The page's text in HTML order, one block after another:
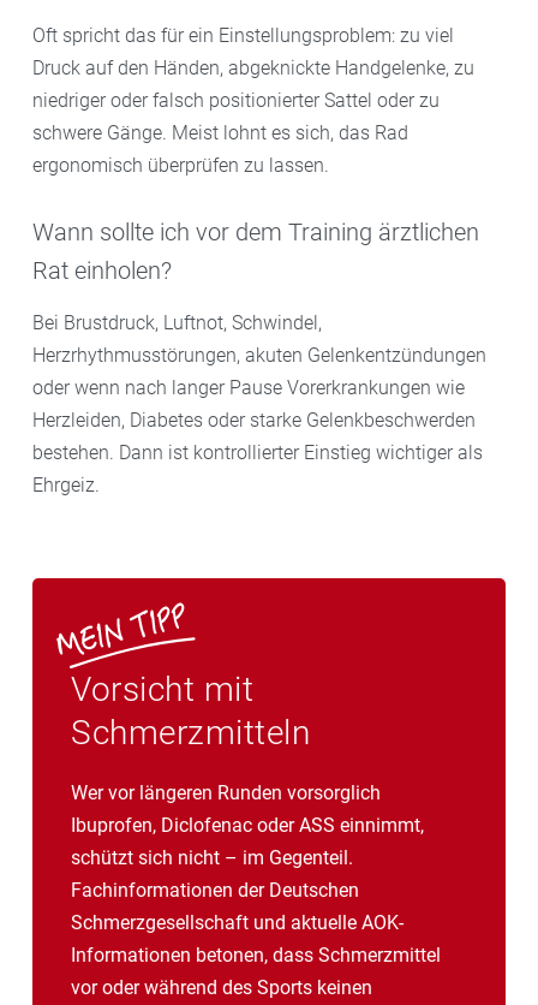
Oft spricht das für ein Einstellungsproblem: zu viel
Druck auf den Händen, abgeknickte Handgelenke, zu
niedriger oder falsch positionierter Sattel oder zu
schwere Gänge. Meist lohnt es sich, das Rad
ergonomisch überprüfen zu lassen.
Wann sollte ich vor dem Training ärztlichen
Rat einholen?
Bei Brustdruck, Luftnot, Schwindel,
Herzrhythmusstörungen, akuten Gelenkentzündungen
oder wenn nach langer Pause Vorerkrankungen wie
Herzleiden, Diabetes oder starke Gelenkbeschwerden
bestehen. Dann ist kontrollierter Einstieg wichtiger als
Ehrgeiz.
Vorsicht mit
Schmerzmitteln
Wer vor längeren Runden vorsorglich
Ibuprofen, Diclofenac oder ASS einnimmt,
schützt sich nicht – im Gegenteil.
Fachinformationen der Deutschen
Schmerzgesellschaft und aktuelle AOK-
Informationen betonen, dass Schmerzmittel
vor oder während des Sports keinen